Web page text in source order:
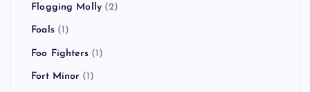
Flogging Molly (2)
Foals(1)
Foo Fighters(1)
Fort Minor (1)